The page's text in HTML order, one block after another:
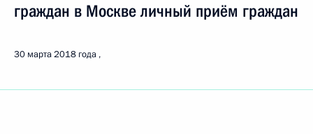
граждан в Москве личный приём граждан
30 марта 2018 года